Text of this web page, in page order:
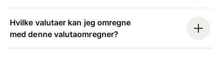
Hvilke valutaer kan jeg omregne
med denne valutaomregner?